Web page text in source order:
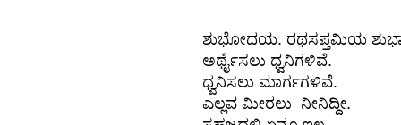
ಶುಭೋದಯ. ರಥಸಪ್ತಮಿಯ
ಅರ್ಥೈಸಲು ಧ್ವನಿಗಳಿವೆ.
ಧ್ವನಿಸಲು ಮಾರ್ಗಗಳಿವೆ.
ಎಲ್ಲವ ಮೀರಲು ನೀನಿದ್ದೀ.